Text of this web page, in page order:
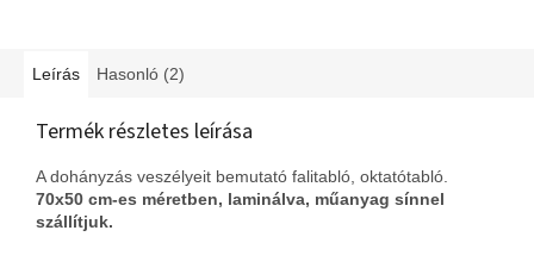
Leírás Hasonló (2)
Termék részletes leírása
A dohányzás veszélyeit bemutató falitabló, oktatótabló.
70x50 cm-es méretben, laminálva, műanyag sínnel
szállítjuk.